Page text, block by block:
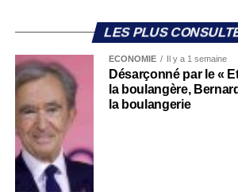
LES PLUS
ECONOMIE Il y a 1 semaine
Désarçonné par le «
la boulangère,
la boulangerie